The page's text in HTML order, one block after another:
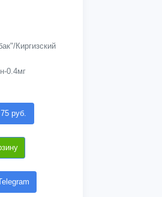
Киргизский
0.4мг
руб.